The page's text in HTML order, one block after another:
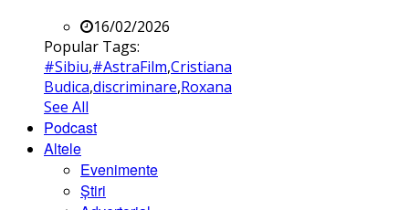
16/02/2026
Popular Tags:
#Sibiu,#AstraFilm,Cristiana
Budica,discriminare,Roxana
See All
Podcast
Altele
Evenimente
Știri